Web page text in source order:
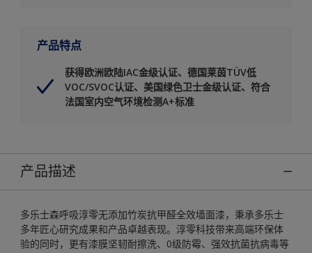
产品特点
获得欧洲欧陆IAC金级认证、德国莱茵TÜV低
VOC/SVOC认证、美国绿色卫士金级认证、符合
法国室内空气环境检测A+标准
产品描述
多乐士森呼吸淳零无添加竹炭抗甲醛全效墙面漆，秉承多乐士
多年匠心研究成果和产品卓越表现。淳零科技带来高端环保体
验的同时，更有漆膜坚韧耐擦洗、0级防霉、强效抗菌抗病毒等